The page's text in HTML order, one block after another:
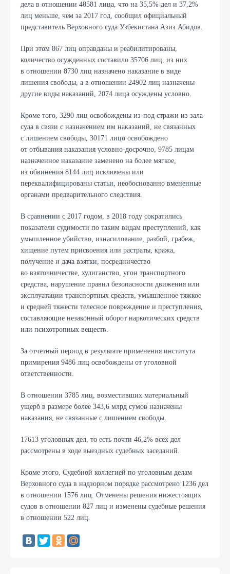
дела в отношении 48581 лица, что на 35,5% дел и 37,2%
лиц меньше, чем за 2017 год, сообщил официальный
представитель Верховного суда Узбекистана Азиз Абидов.
При этом 867 лиц оправданы и реабилитированы,
количество осужденных составило 35706 лиц, из них
в отношении 8730 лиц назначено наказание в виде
лишения свободы, а в отношении 24902 лиц назначены
другие виды наказаний, 2074 лица осуждены условно.
Кроме того, 3290 лиц освобождены из-под стражи из зала
суда в связи с назначением им наказаний, не связанных
с лишением свободы, 30171 лицо освобождено
от отбывания наказания условно-досрочно, 9785 лицам
назначенное наказание заменено на более мягкое,
из обвинения 8144 лиц исключены или
переквалифицированы статьи, необоснованно вмененные
органами предварительного следствия.
В сравнении с 2017 годом, в 2018 году сократились
показатели судимости по таким видам преступлений, как
умышленное убийство, изнасилование, разбой, грабеж,
хищение путем присвоения или растраты, кража,
получение и дача взятки, посредничество
во взяточничестве, хулиганство, угон транспортного
средства, нарушение правил безопасности движения или
эксплуатации транспортных средств, умышленное тяжкое
и средней тяжести телесное повреждение и преступления,
составляющие незаконный оборот наркотических средств
или психотропных веществ.
За отчетный период в результате применения института
примирения 9486 лиц освобождены от уголовной
ответственности.
В отношении 3785 лиц, возместивших материальный
ущерб в размере более 343,6 млрд сумов назначены
наказания, не связанные с лишением свободы.
17613 уголовных дел, то есть почти 46,2% всех дел
рассмотрены в ходе выездных судебных заседаний.
Кроме этого, Судебной коллегией по уголовным делам
Верховного суда в надзорном порядке рассмотрено 1236 дел
в отношении 1576 лиц. Отменены решения нижестоящих
судов в отношении 827 лиц и изменены судебные решения
в отношении 522 лиц.